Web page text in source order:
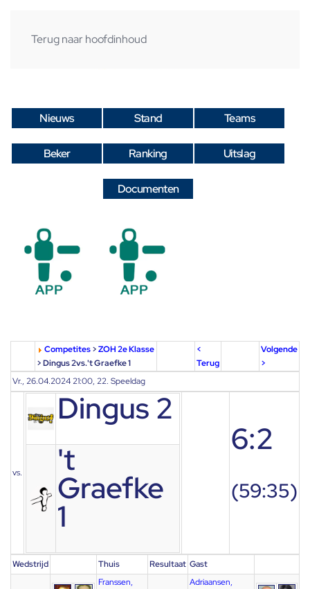
Terug naar hoofdinhoud
Nieuws Stand Teams
Beker Ranking Uitslag
Documenten
Competites>ZOH 2e Klasse
> Dingus 2vs.'t Graefke 1
<
Terug
Volgende
>
Vr., 26.04.2024 21:00, 22. Speeldag
vs.
Dingus 2
't
Graefke
1
6:2
(59:35)
Wedstrijd Thuis Resultaat Gast
Franssen,
Adriaansen,